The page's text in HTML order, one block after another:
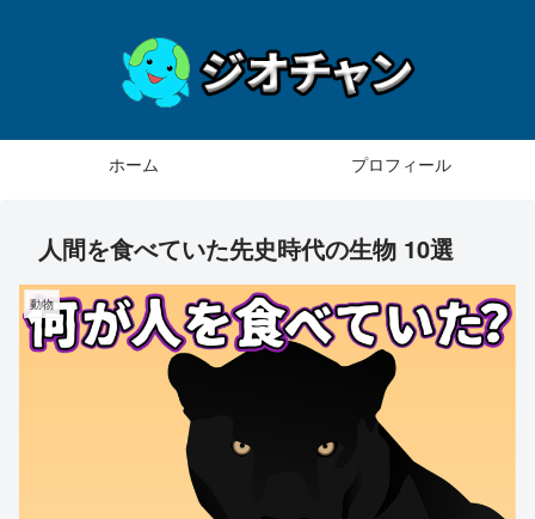
ホーム プロフィール
人間を食べていた先史時代の生物 10選
動物